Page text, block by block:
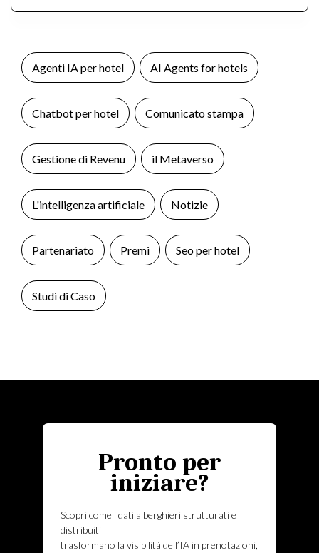
Agenti IA per hotel AI Agents for hotels
Chatbot per hotel Comunicato stampa
Gestione di Revenu il Metaverso
L'intelligenza artificiale Notizie
Partenariato Premi Seo per hotel
Studi di Caso
Pronto per
iniziare?
Scopri come i dati alberghieri strutturati e
distribuiti
trasformano la visibilità dell’IA in prenotazioni,